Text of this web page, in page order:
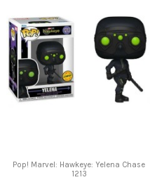
Pop! Marvel: Hawkeye: Yelena Chase
1213